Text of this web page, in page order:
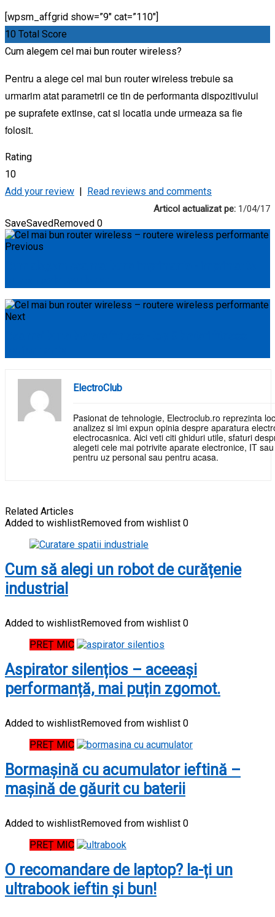
[wpsm_affgrid show=”9″ cat=”110″]
10 Total Score
Cum alegem cel mai bun router wireless?
Pentru a alege cel mai bun router wireless trebuie sa
urmarim atat parametrii ce tin de performanta dispozitivului
pe suprafete extinse, cat si locatia unde urmeaza sa fie
folosit.
Rating
10
Add your review | Read reviews and comments
Articol actualizat pe: 1/04/17
SaveSavedRemoved 0
Previous
Next
ElectroClub
Pasionat de tehnologie, Electroclub.ro reprezinta
analizez si imi expun opinia despre aparatura
electrocasnica. Aici veti citi ghiduri utile, sfaturi
alegeti cele mai potrivite aparate electronice, IT
pentru uz personal sau pentru acasa.
Related Articles
Added to wishlistRemoved from wishlist 0
Cum să alegi un robot de curățenie
industrial
Added to wishlistRemoved from wishlist 0
PREȚ MIC
Aspirator silențios – aceeași
performanță, mai puțin zgomot.
Added to wishlistRemoved from wishlist 0
PREȚ MIC
Bormașină cu acumulator ieftină –
mașină de găurit cu baterii
Added to wishlistRemoved from wishlist 0
PREȚ MIC
O recomandare de laptop? Ia-ți un
ultrabook ieftin și bun!